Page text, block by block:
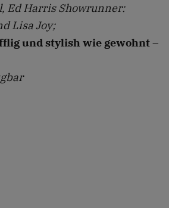
Ed Harris Showrunner:
Lisa Joy;
und stylish wie gewohnt –